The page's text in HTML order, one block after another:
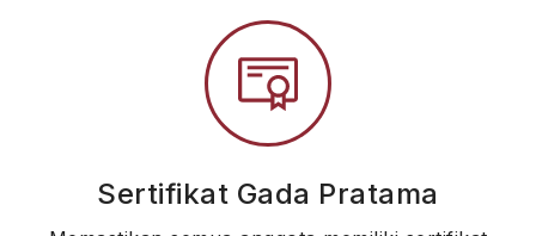
Sertifikat Gada Pratama